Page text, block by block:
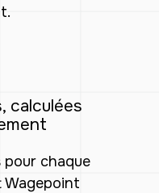
calculées
pour chaque
Wagepoint